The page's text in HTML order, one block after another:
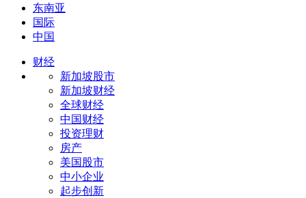
东南亚
国际
中国
财经
新加坡股市
新加坡财经
全球财经
中国财经
投资理财
房产
美国股市
中小企业
起步创新